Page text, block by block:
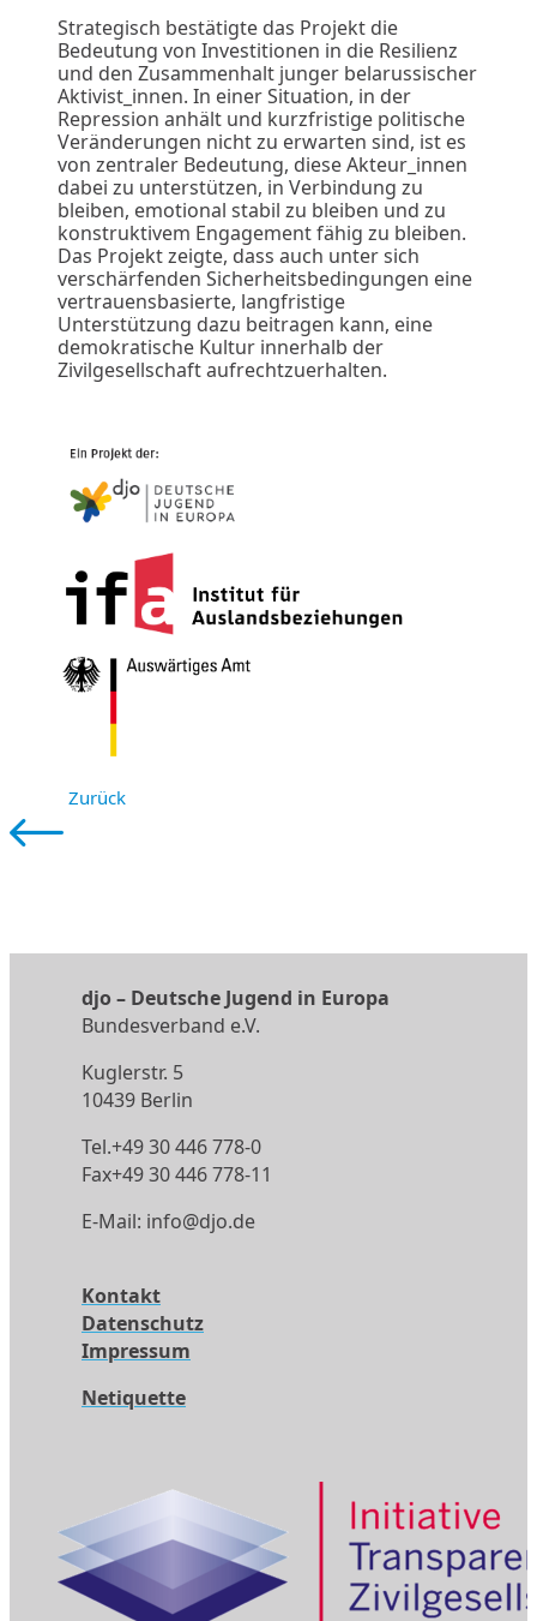
Strategisch bestätigte das Projekt die
Bedeutung von Investitionen in die Resilienz
und den Zusammenhalt junger belarussischer
Aktivist_innen. In einer Situation, in der
Repression anhält und kurzfristige politische
Veränderungen nicht zu erwarten sind, ist es
von zentraler Bedeutung, diese Akteur_innen
dabei zu unterstützen, in Verbindung zu
bleiben, emotional stabil zu bleiben und zu
konstruktivem Engagement fähig zu bleiben.
Das Projekt zeigte, dass auch unter sich
verschärfenden Sicherheitsbedingungen eine
vertrauensbasierte, langfristige
Unterstützung dazu beitragen kann, eine
demokratische Kultur innerhalb der
Zivilgesellschaft aufrechtzuerhalten.
Zurück
djo– Deutsche Jugend in Europa
Bundesverband e.V.
Kuglerstr. 5
10439 Berlin
Tel.+49 30 446 778-0
Fax+49 30 446 778-11
E-Mail: info@djo.de
Kontakt
Datenschutz
Impressum
Netiquette